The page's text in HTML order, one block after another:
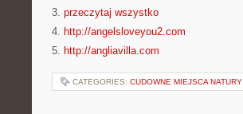
3. przeczytaj wszystko
4. http://angelsloveyou2.com
5. http://angliavilla.com
CATEGORIES: CUDOWNE MIEJSCA NATURY